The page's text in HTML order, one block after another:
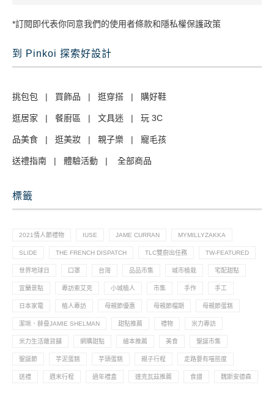
*訂閱即代表你同意我們的使用者條款和隱私權保護政策
到 Pinkoi 探索好設計
挑包包 | 買飾品 | 逛穿搭 | 購好鞋
逛居家 | 餐廚區 | 文具迷 | 玩 3C
品美食 | 逛美妝 | 親子樂 | 寵毛孩
送禮指南 | 體驗活動 | 全部商品
標籤
2021情人節禮物 IUSE JAME CURRAN MYMILLYZAKKA
SLIDE THE FRENCH DISPATCH TLC雙廚出任務 TW-FEATURED
世界地球日 口罩 台灣 品品市集 城市植栽 宅配甜點
宜蘭景點 專訪索艾克 小城植人 市集 手作 手工
日本家電 植人專訪 母親節優惠 母親節檔期 母親節蛋糕
潔咪．薛曼JAMIE SHELMAN 甜點推薦 禮物 米力專訪
米力生活雜貨舖 網購甜點 繪本推薦 美食 聖誕市集
聖誕節 芋泥蛋糕 芋頭蛋糕 親子行程 走路要有喵態度
送禮 週末行程 過年禮盒 達克瓦茲推薦 食譜 魏斯安德森